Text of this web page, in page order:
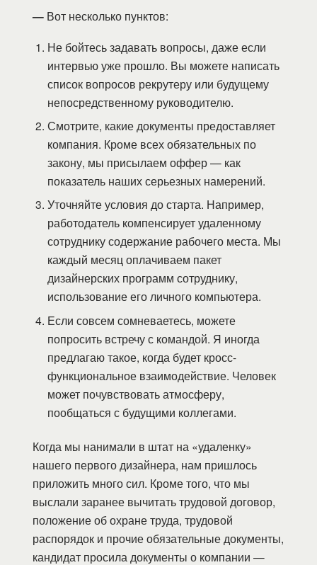
— Вот несколько пунктов:
Не бойтесь задавать вопросы, даже если
интервью уже прошло. Вы можете написать
список вопросов рекрутеру или будущему
непосредственному руководителю.
Смотрите, какие документы предоставляет
компания. Кроме всех обязательных по
закону, мы присылаем оффер — как
показатель наших серьезных намерений.
Уточняйте условия до старта. Например,
работодатель компенсирует удаленному
сотруднику содержание рабочего места. Мы
каждый месяц оплачиваем пакет
дизайнерских программ сотруднику,
использование его личного компьютера.
Если совсем сомневаетесь, можете
попросить встречу с командой. Я иногда
предлагаю такое, когда будет кросс-
функциональное взаимодействие. Человек
может почувствовать атмосферу,
пообщаться с будущими коллегами.
Когда мы нанимали в штат на «удаленку»
нашего первого дизайнера, нам пришлось
приложить много сил. Кроме того, что мы
выслали заранее вычитать трудовой договор,
положение об охране труда, трудовой
распорядок и прочие обязательные документы,
кандидат просила документы о компании —